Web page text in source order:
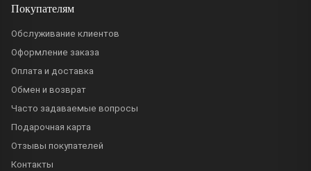
Покупателям
Обслуживание клиентов
Оформление заказа
Оплата и доставка
Обмен и возврат
Часто задаваемые вопросы
Подарочная карта
Отзывы покупателей
Контакты